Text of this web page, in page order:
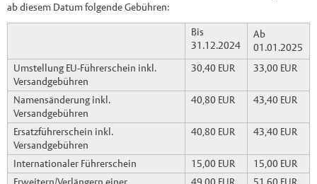
ab diesem Datum folgende Gebühren:
Bis
31.12.2024
Ab
01.01.2025
Umstellung EU-Führerschein inkl.
Versandgebühren
30,40 EUR 33,00 EUR
Namensänderung inkl.
Versandgebühren
40,80 EUR 43,40 EUR
Ersatzführerschein inkl.
Versandgebühren
40,80 EUR 43,40 EUR
Internationaler Führerschein 15,00 EUR
15,00 EUR